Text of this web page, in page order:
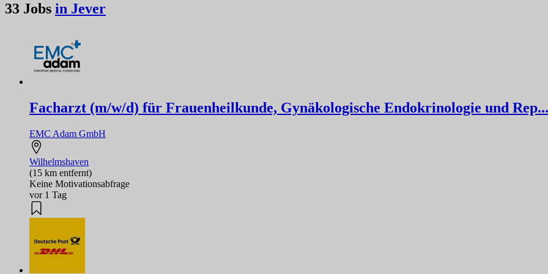
33 Jobs in Jever
Facharzt (m/w/d) für Frauenheilkunde, Gynäkologische Endokrinologie und Rep...
EMC Adam GmbH
Wilhelmshaven
(15 km entfernt)
Keine Motivationsabfrage
vor 1 Tag